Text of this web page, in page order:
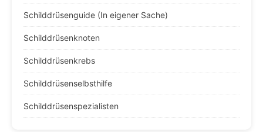
Schilddrüsenguide (In eigener Sache)
Schilddrüsenknoten
Schilddrüsenkrebs
Schilddrüsenselbsthilfe
Schilddrüsenspezialisten